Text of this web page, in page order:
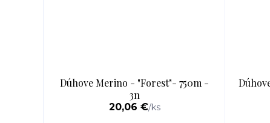
Dúhove Merino - "Forest"- 750m -
3n
20,06 €/ks